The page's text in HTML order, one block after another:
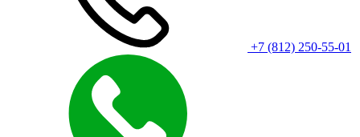
+7 (812) 250-55-01